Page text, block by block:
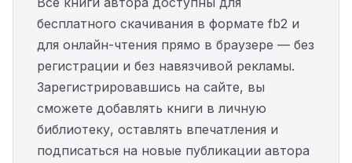
бесплатного скачивания в формате fb2 и
для онлайн-чтения прямо в браузере — без
регистрации и без навязчивой рекламы.
Зарегистрировавшись на сайте, вы
сможете добавлять книги в личную
библиотеку, оставлять впечатления и
подписаться на новые публикации автора